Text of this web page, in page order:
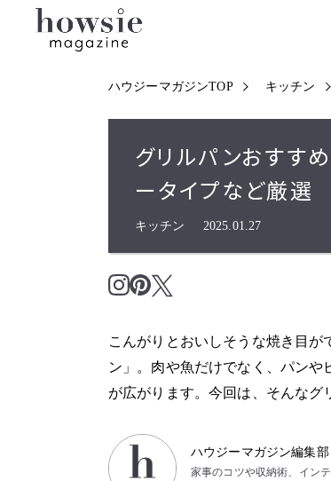
ハウジーマガジンTOP キッチン
グリルパンおすす
ータイプなど厳選
キッチン 2025.01.27
こんがりとおいしそうな焼き目
ン」。肉や魚だけでなく、パン
が広がります。今回は、そんなグ
ハウジーマガジン編集部
家事のコツや収納術、イン